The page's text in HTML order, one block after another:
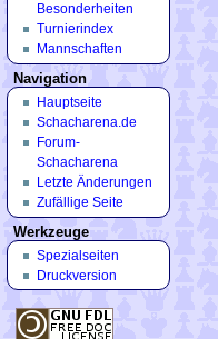
Besonderheiten
Turnierindex
Mannschaften
Navigation
Hauptseite
Schacharena.de
Forum-
Schacharena
Letzte Änderungen
Zufällige Seite
Werkzeuge
Spezialseiten
Druckversion